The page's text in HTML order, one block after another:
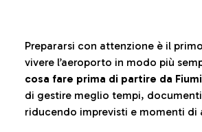
Prepararsi con attenzione è il
vivere l’aeroporto in modo più
cosa fare prima di partire da
di gestire meglio tempi,
riducendo imprevisti e momenti di